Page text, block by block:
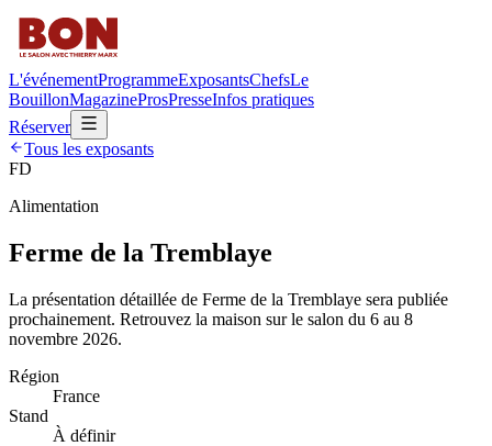
L'événementProgrammeExposantsChefsLe
BouillonMagazineProsPresseInfos pratiques
Réserver
Tous les exposants
FD
Alimentation
Ferme de la Tremblaye
La présentation détaillée de Ferme de la Tremblaye sera publiée
prochainement. Retrouvez la maison sur le salon du 6 au 8
novembre 2026.
Région
France
Stand
À définir